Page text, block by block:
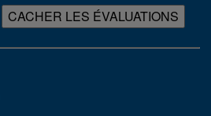
CACHER LES ÉVALUATIONS